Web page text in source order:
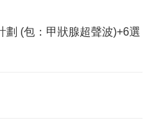
劃 (包：甲狀腺超聲波)+6選